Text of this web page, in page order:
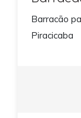
Barracão
Piracicaba